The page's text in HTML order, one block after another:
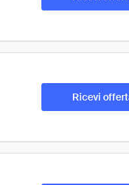
Ricevi